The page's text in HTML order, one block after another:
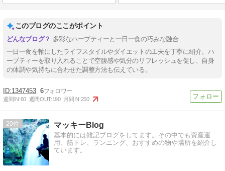
このブログのここがポイント
多彩なハーブティーと一日一食の巧みな融合
一日一食を軸にしたライフスタイルやダイエットの工夫を丁寧に紹介。ハ
ーブティーを取り入れることで空腹感や気分のリフレッシュを促し、自身
の体調や気持ちに合わせた調整方法も伝えている。
1347453 6
週間IN:60 週間OUT:190 月間IN:250
20 マッキーBlog
基本的には雑記ブログをしてます。その中でも資産運
用、筋トレ、ランニング、おすすめの物や場所を紹介し
ています。